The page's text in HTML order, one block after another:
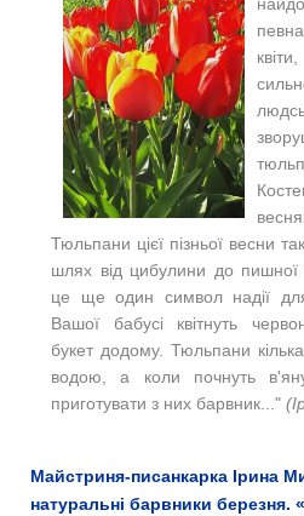
Тюльпани цієї пізньої весни
шлях від цибулини до пишної
це ще один символ надії
Вашої бабусі квітнуть
букет додому. Тюльпани
водою, а коли почнуть
приготувати з них барвник..."
Майстриня-писанкарка Ірина
натуральні барвники березня.